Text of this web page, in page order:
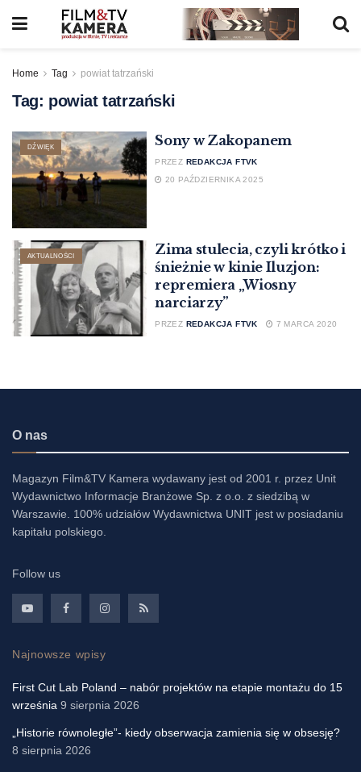
Home Tag powiat tatrzański
Tag: powiat tatrzański
DŹWIĘK Sony w Zakopanem
PRZEZ REDAKCJA FTVK
20 PAŹDZIERNIKA 2025
AKTUALNOŚCI
Zima stulecia, czyli krótko i
śnieżnie w kinie Iluzjon:
repremiera „Wiosny
narciarzy”
PRZEZ REDAKCJA FTVK 7 MARCA 2020
O nas
Magazyn Film&TV Kamera wydawany jest od 2001 r. przez Unit
Wydawnictwo Informacje Branżowe Sp. z o.o. z siedzibą w
Warszawie. 100% udziałów Wydawnictwa UNIT jest w posiadaniu
kapitału polskiego.
Follow us
Najnowsze wpisy
First Cut Lab Poland – nabór projektów na etapie montażu do 15
września 9 sierpnia 2026
„Historie równoległe”- kiedy obserwacja zamienia się w obsesję?
8 sierpnia 2026